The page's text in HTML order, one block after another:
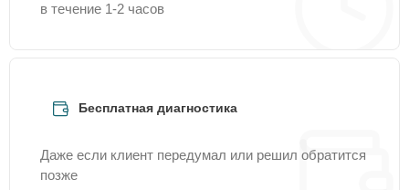
в течение 1-2 часов
Бесплатная диагностика
Даже если клиент передумал или решил обратится
позже